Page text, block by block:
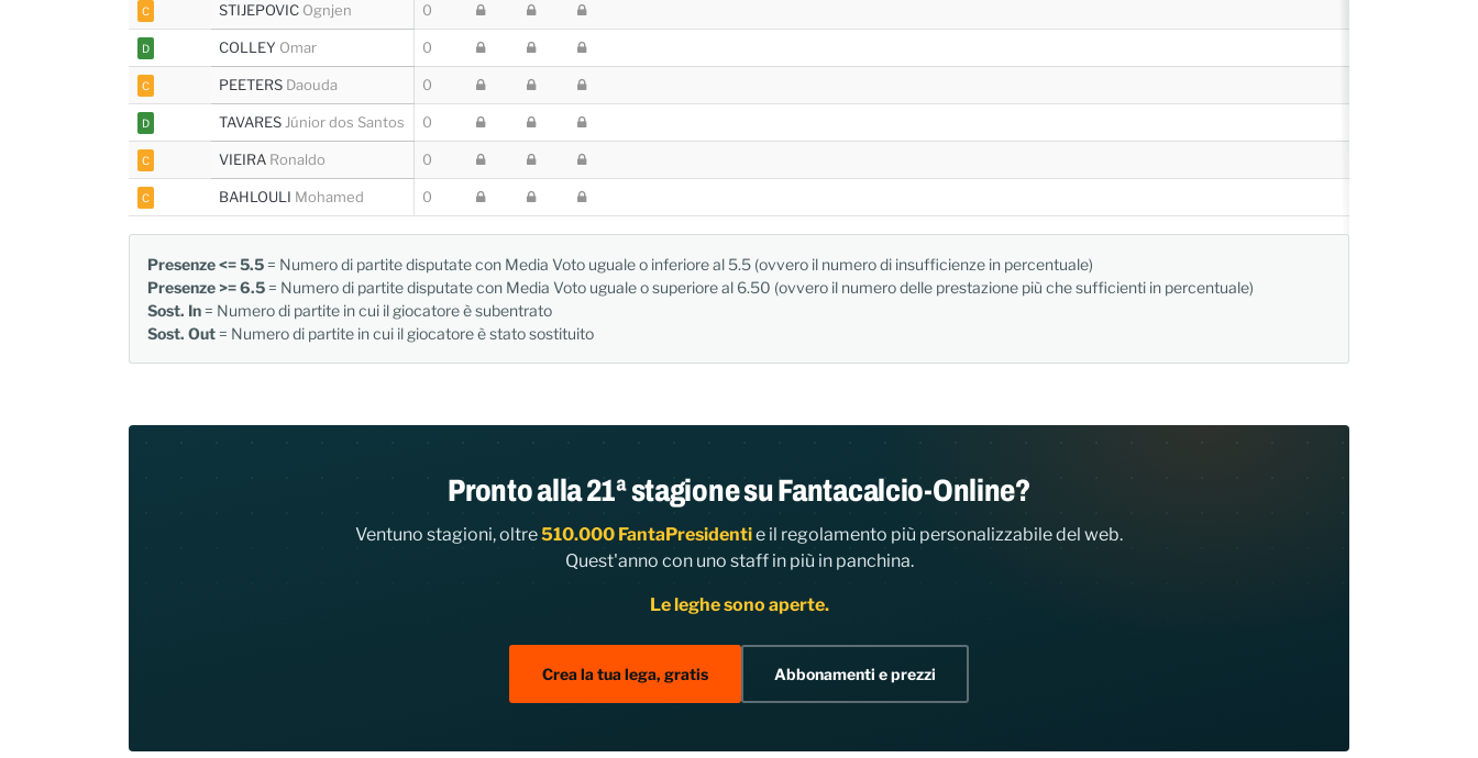
C STIJEPOVIC Ognjen 0
D COLLEY Omar 0
C PEETERS Daouda 0
D TAVARES Júnior dos Santos 0
C VIEIRA Ronaldo 0
C BAHLOULI Mohamed 0
Presenze <= 5.5 = Numero di partite disputate con Media Voto uguale o inferiore al 5.5 (ovvero il numero di insufficienze in percentuale)
Presenze >= 6.5 = Numero di partite disputate con Media Voto uguale o superiore al 6.50 (ovvero il numero delle prestazione più che sufficienti in percentuale)
Sost. In = Numero di partite in cui il giocatore è subentrato
Sost. Out = Numero di partite in cui il giocatore è stato sostituito
Pronto alla 21ª stagione su Fantacalcio-Online?
Ventuno stagioni, oltre510.000 FantaPresidentie il regolamento più personalizzabile del web.
Quest'anno con uno staff in più in panchina.
Le leghe sono aperte.
Crea la tua lega, gratis Abbonamenti e prezzi